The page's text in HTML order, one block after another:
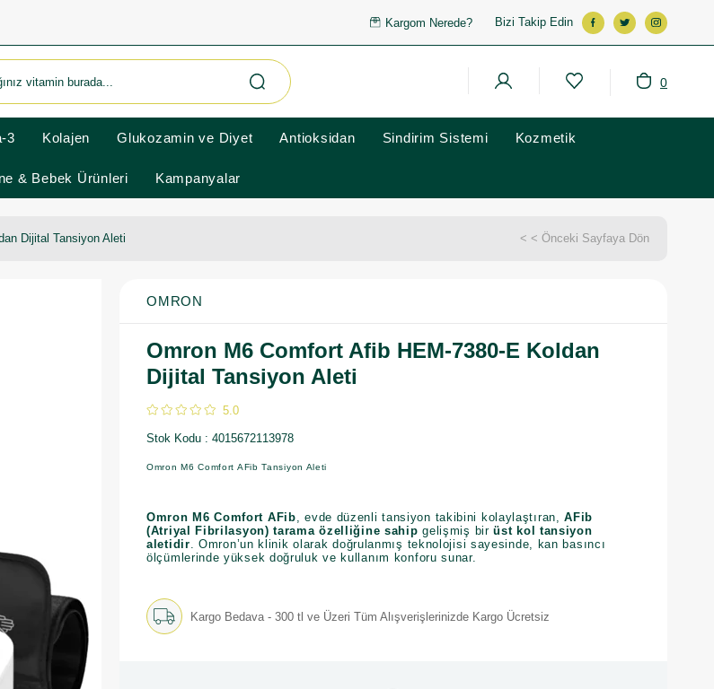
Kargom Nerede? Bizi Takip Edin
0
3 Kolajen Glukozamin ve Diyet Antioksidan Sindirim Sistemi Kozmetik
& Bebek Ürünleri Kampanyalar
Dijital Tansiyon Aleti < < Önceki Sayfaya Dön
OMRON
Omron M6 Comfort Afib HEM-7380-E Koldan
Dijital Tansiyon Aleti
5.0
Stok Kodu 4015672113978
Omron M6 Comfort AFib Tansiyon Aleti
Omron M6 Comfort AFib, evde düzenli tansiyon takibini kolaylaştıran,AFib
(Atriyal Fibrilasyon) tarama özelliğine sahip gelişmiş birüst kol tansiyon
aletidir. Omron’un klinik olarak doğrulanmış teknolojisi sayesinde, kan basıncı
ölçümlerinde yüksek doğruluk ve kullanım konforu sunar.
Kargo Bedava - 300 tl ve Üzeri Tüm Alışverişlerinizde Kargo Ücretsiz